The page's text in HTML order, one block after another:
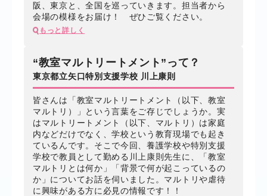
阪、東京と、全国を巡っていきます。担当者から
会場の模様をお届け！ ぜひご覧ください。
もっと詳しく
“教室マルトリートメント”って？
東京都立矢口特別支援学校 川上康則
皆さんは「教室マルトリートメント（以下、教室
マルトリ）」という言葉をご存じでしょうか。実
はマルトリートメント（以下、マルトリ）は家庭
内などだけでなく、学校という教育現場でも起き
ているんです。そこで今回、養護学校や特別支援
学校で教員として勤める川上康則先生に、「教室
マルトリとは何か」「背景で何が起こっているの
か」についてお話を伺いました。マルトリや虐待
に興味がある方に必見の情報です！！